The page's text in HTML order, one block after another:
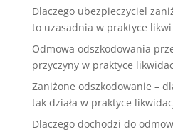
Dlaczego ubezpieczyciel
to uzasadnia w praktyce likwi
Odmowa odszkodowania
przyczyny w praktyce
Zaniżone odszkodowanie –
tak działa w praktyce
Dlaczego dochodzi do